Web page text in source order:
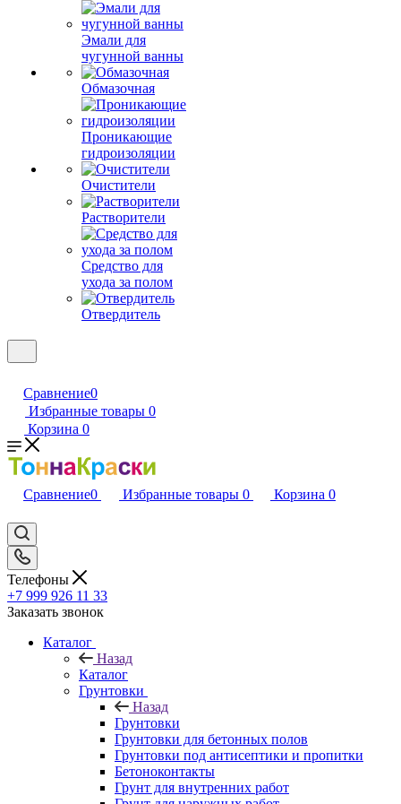
Эмали для
чугунной ванны
Обмазочная
Проникающие
гидроизоляции
Очистители
Растворители
Средство для
ухода за полом
Отвердитель
Сравнение0
Избранные товары 0
Корзина 0
Сравнение0 Избранные товары 0 Корзина 0
Телефоны
+7 999 926 11 33
Заказать звонок
Каталог
Назад
Каталог
Грунтовки
Назад
Грунтовки
Грунтовки для бетонных полов
Грунтовки под антисептики и пропитки
Бетоноконтакты
Грунт для внутренних работ